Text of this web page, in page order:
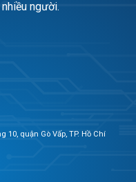
người.
10, quận Gò Vấp, TP. Hồ Chí